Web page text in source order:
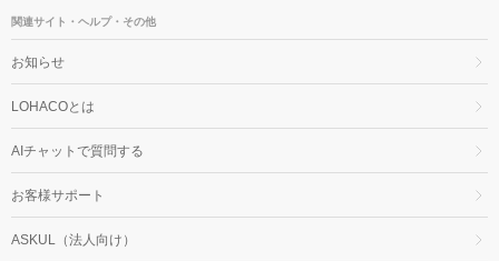
関連サイト・ヘルプ・その他
お知らせ
LOHACOとは
AIチャットで質問する
お客様サポート
ASKUL（法人向け）